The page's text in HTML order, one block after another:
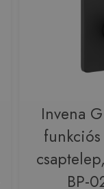
Invena
BP-